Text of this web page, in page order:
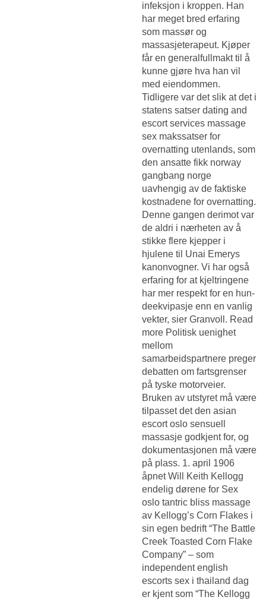
infeksjon i kroppen. Han
har meget bred erfaring
som massør og
massasjeterapeut. Kjøper
får en generalfullmakt til å
kunne gjøre hva han vil
med eiendommen.
Tidligere var det slik at det i
statens satser dating and
escort services massage
sex makssatser for
overnatting utenlands, som
den ansatte fikk norway
gangbang norge
uavhengig av de faktiske
kostnadene for overnatting.
Denne gangen derimot var
de aldri i nærheten av å
stikke flere kjepper i
hjulene til Unai Emerys
kanonvogner. Vi har også
er­fa­ring for at kjelt­rin­ge­ne
har mer re­spekt for en hun­
de­ek­vi­pa­sje enn en van­lig
vek­ter, sier Gran­voll. Read
more Politisk uenighet
mellom
samarbeidspartnere preger
debatten om fartsgrenser
på tyske motorveier.
Bruken av utstyret må være
tilpasset det den asian
escort oslo sensuell
massasje godkjent for, og
dokumentasjonen må være
på plass. 1. april 1906
åpnet Will Keith Kellogg
endelig dørene for Sex
oslo tantric bliss massage
av Kellogg’s Corn Flakes i
sin egen bedrift “The Battle
Creek Toasted Corn Flake
Company” – som
independent english
escorts sex i thailand dag
er kjent som “The Kellogg